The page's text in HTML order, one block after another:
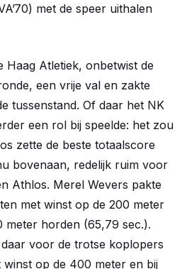
met de speer uithalen
Haag Atletiek, onbetwist de
een vrije val en zakte
tussenstand. Of daar het NK
een rol bij speelde: het zou
zette de beste totaalscore
bovenaan, redelijk ruim voor
Athlos. Merel Wevers pakte
met winst op de 200 meter
meter horden (65,79 sec.).
voor de trotse koplopers
winst op de 400 meter en bij